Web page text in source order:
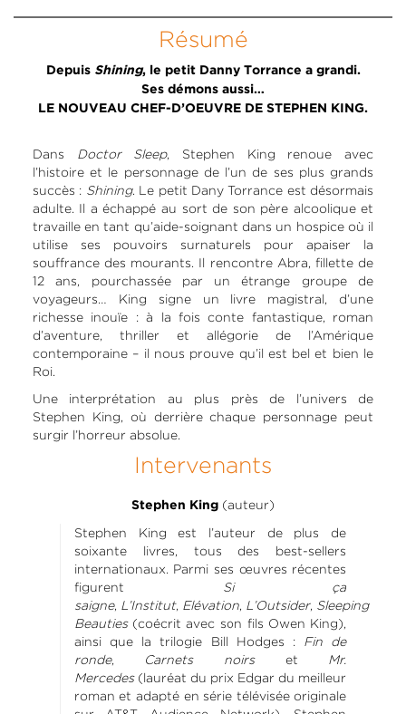
Résumé
Depuis Shining, le petit Danny Torrance a grandi.
Ses démons aussi…
LE NOUVEAU CHEF-D’OEUVRE DE STEPHEN KING.
Dans Doctor Sleep, Stephen King renoue avec
l’histoire et le personnage de l’un de ses plus grands
succès : Shining. Le petit Dany Torrance est désormais
adulte. Il a échappé au sort de son père alcoolique et
travaille en tant qu’aide-soignant dans un hospice où il
utilise ses pouvoirs surnaturels pour apaiser la
souffrance des mourants. Il rencontre Abra, fillette de
12 ans, pourchassée par un étrange groupe de
voyageurs… King signe un livre magistral, d’une
richesse inouïe : à la fois conte fantastique, roman
d’aventure, thriller et allégorie de l’Amérique
contemporaine – il nous prouve qu’il est bel et bien le
Roi.
Une interprétation au plus près de l’univers de
Stephen King, où derrière chaque personnage peut
surgir l’horreur absolue.
Intervenants
Stephen King (auteur)
Stephen King est l’auteur de plus de
soixante livres, tous des best-sellers
internationaux. Parmi ses œuvres récentes
figurent Si ça
saigne, L’Institut, Elévation, L’Outsider, Sleeping
Beauties(coécrit avec son fils Owen King),
ainsi que la trilogie Bill Hodges : Fin de
ronde, Carnets noirset Mr.
Mercedes(lauréat du prix Edgar du meilleur
roman et adapté en série télévisée originale